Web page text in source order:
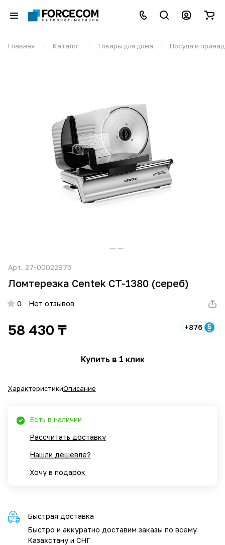
Главная – Каталог – Товары для дома – Посуда и
Арт. 27-00022975
Ломтерезка Centek CT-1380 (сереб)
0 Нет отзывов
58 430 ₸ +876
Купить в 1 клик
ХарактеристикиОписание
Есть в наличии
Рассчитать доставку
Нашли дешевле?
Хочу в подарок
Быстрая доставка
Быстро и аккуратно доставим заказы по всему
Казахстану и СНГ